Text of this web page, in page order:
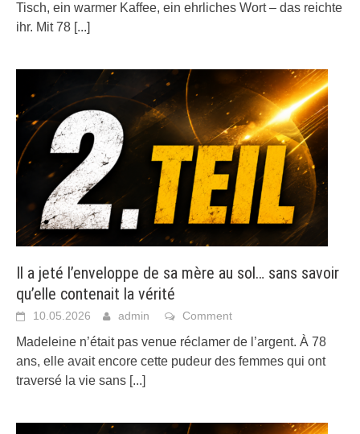
Tisch, ein warmer Kaffee, ein ehrliches Wort – das reichte
ihr. Mit 78 [...]
Il a jeté l’enveloppe de sa mère au sol… sans savoir
qu’elle contenait la vérité
10.05.2026 admin Comment
Madeleine n’était pas venue réclamer de l’argent. À 78
ans, elle avait encore cette pudeur des femmes qui ont
traversé la vie sans [...]